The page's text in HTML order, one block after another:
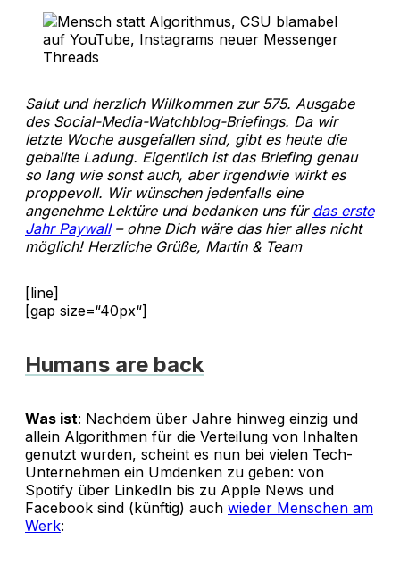
Salut und herzlich Willkommen zur 575. Ausgabe
des Social-Media-Watchblog-Briefings. Da wir
letzte Woche ausgefallen sind, gibt es heute die
geballte Ladung. Eigentlich ist das Briefing genau
so lang wie sonst auch, aber irgendwie wirkt es
proppevoll. Wir wünschen jedenfalls eine
angenehme Lektüre und bedanken uns für das erste
Jahr Paywall– ohne Dich wäre das hier alles nicht
möglich! Herzliche Grüße, Martin & Team
[line]
[gap size=“40px“]
Humans are back
Was ist: Nachdem über Jahre hinweg einzig und
allein Algorithmen für die Verteilung von Inhalten
genutzt wurden, scheint es nun bei vielen Tech-
Unternehmen ein Umdenken zu geben: von
Spotify über LinkedIn bis zu Apple News und
Facebook sind (künftig) auch wieder Menschen am
Werk: